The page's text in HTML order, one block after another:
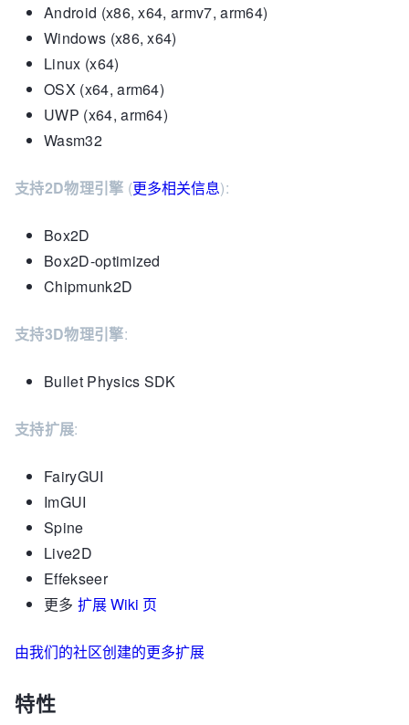
Android (x86, x64, armv7, arm64)
Windows (x86, x64)
Linux (x64)
OSX (x64, arm64)
UWP (x64, arm64)
Wasm32
支持2D物理引擎 (更多相关信息):
Box2D
Box2D-optimized
Chipmunk2D
支持3D物理引擎:
Bullet Physics SDK
支持扩展:
FairyGUI
ImGUI
Spine
Live2D
Effekseer
更多 扩展 Wiki 页
由我们的社区创建的更多扩展
特性